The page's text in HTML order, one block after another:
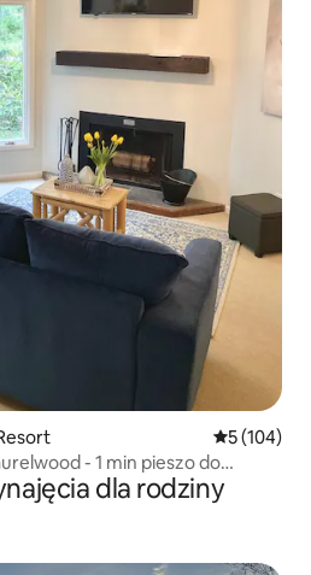
Średnia
5 (104)
- 1 min pieszo do
dla rodziny